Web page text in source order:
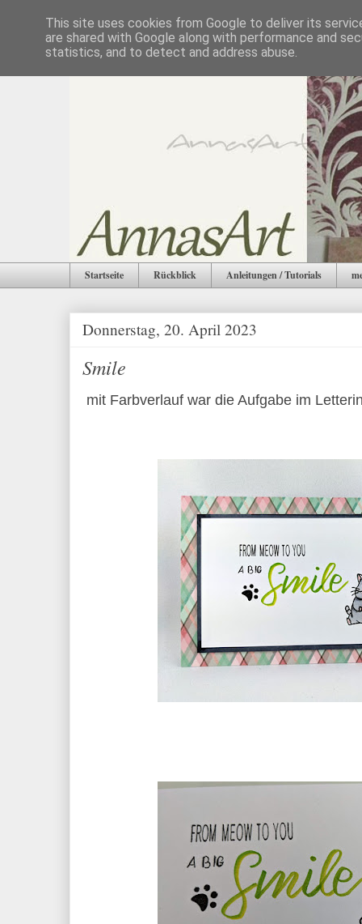
Startseite Rückblick Anleitungen / Tutorials
Donnerstag, 20. April 2023
Smile
mit Farbverlauf war die Aufgabe im
This site uses cookies from Google to deliver its
are shared with Google along with performance and
statistics, and to detect and address abuse.